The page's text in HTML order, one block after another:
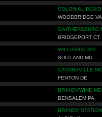
COLONIAL
WOODBRIDGE VA
GAITHERSBURG
BRIDGEPORT CT
WILLIARDS MD
SUITLAND MD
CATONSVILLE MD
FENTON DE
BRANDYWINE MD
BENSALEM PA
BRANDY